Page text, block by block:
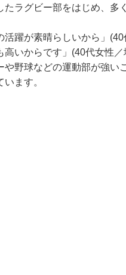
たラグビー部をはじめ、多
活躍が素晴らしいから」
高いからです」(40代女性
や野球などの運動部が強い
ます。